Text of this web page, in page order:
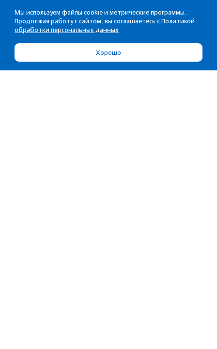
Мы используем файлы cookie и метрические программы.
Продолжая работу с сайтом, вы соглашаетесь с Политикой
обработки персональных данных
Хорошо